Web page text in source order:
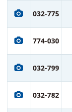
032-775
774-030
032-799
032-782